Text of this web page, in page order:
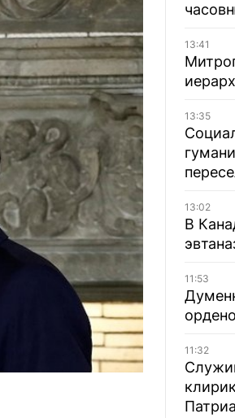
13:41
13:35
13:02
В
11:53
11:32